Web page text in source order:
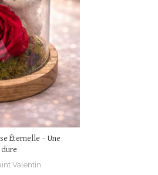
Éternelle – Une
dure
Valentin